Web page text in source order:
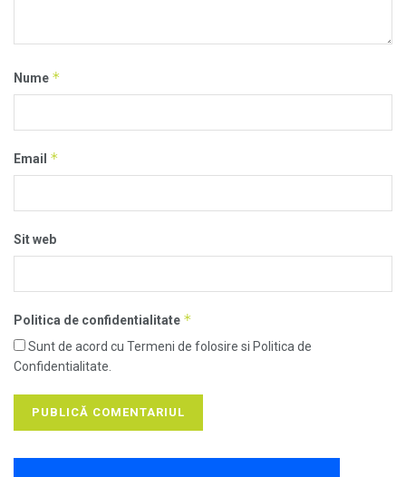
Nume *
Email *
Sit web
Politica de confidentialitate *
Sunt de acord cu Termeni de folosire si Politica de
Confidentialitate.